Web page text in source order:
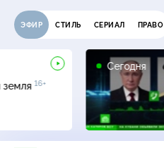
ЭФИР СТИЛЬ СЕРИАЛ ПРАВО
земля 16+
Сегодня